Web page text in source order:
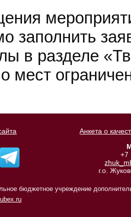
заполнить
в разделе
мест
Анкета о
+7
г.о.
бюджетное учреждение